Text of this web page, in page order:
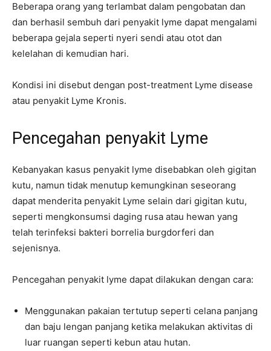
Beberapa orang yang terlambat dalam pengobatan dan
dan berhasil sembuh dari penyakit lyme dapat mengalami
beberapa gejala seperti nyeri sendi atau otot dan
kelelahan di kemudian hari.
Kondisi ini disebut dengan post-treatment Lyme disease
atau penyakit Lyme Kronis.
Pencegahan penyakit Lyme
Kebanyakan kasus penyakit lyme disebabkan oleh gigitan
kutu, namun tidak menutup kemungkinan seseorang
dapat menderita penyakit Lyme selain dari gigitan kutu,
seperti mengkonsumsi daging rusa atau hewan yang
telah terinfeksi bakteri borrelia burgdorferi dan
sejenisnya.
Pencegahan penyakit lyme dapat dilakukan dengan cara:
Menggunakan pakaian tertutup seperti celana panjang
dan baju lengan panjang ketika melakukan aktivitas di
luar ruangan seperti kebun atau hutan.